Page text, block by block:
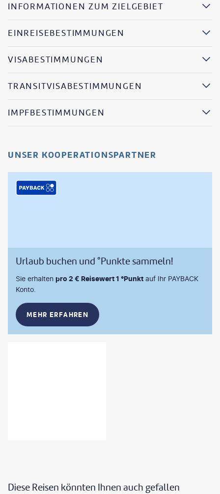
INFORMATIONEN ZUM ZIELGEBIET
EINREISEBESTIMMUNGEN
VISABESTIMMUNGEN
TRANSITVISABESTIMMUNGEN
IMPFBESTIMMUNGEN
UNSER KOOPERATIONSPARTNER
Urlaub buchen und °Punkte sammeln!
Sie erhalten pro 2 € Reisewert 1 °Punkt auf Ihr PAYBACK
Konto.
MEHR ERFAHREN
Diese Reisen könnten Ihnen auch gefallen